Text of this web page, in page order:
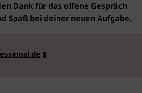
Dank für das offene Gespräch
Spaß bei deiner neuen Aufgabe.